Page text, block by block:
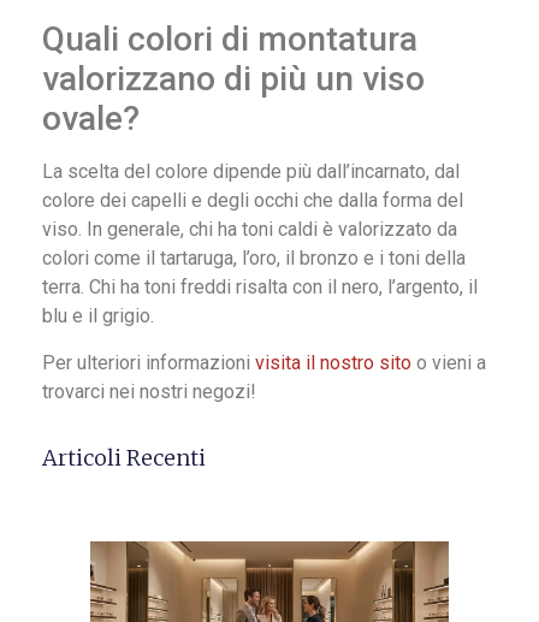
Quali colori di montatura
valorizzano di più un viso
ovale?
La scelta del colore dipende più dall’incarnato, dal
colore dei capelli e degli occhi che dalla forma del
viso. In generale, chi ha toni caldi è valorizzato da
colori come il tartaruga, l’oro, il bronzo e i toni della
terra. Chi ha toni freddi risalta con il nero, l’argento, il
blu e il grigio.
Per ulteriori informazioni visita il nostro sito o vieni a
trovarci nei nostri negozi!
Articoli Recenti